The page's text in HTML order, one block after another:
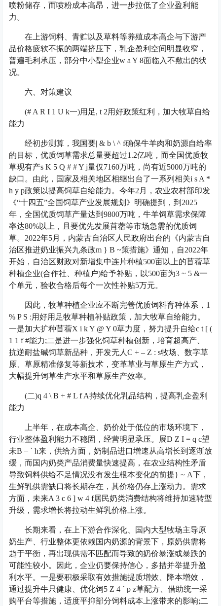
喷粉储存，而喷粉成本高昂，进一步拉低了企业盈利能
力。
在上游饲料、青贮以及草料等养殖成本高企与下游产
品价格疲软不振的两端挤压下，乳企盈利空间明显收窄，
普遍毛利承压，部分中小型企业w a Y 8面临入不敷出的状
况。
六、对策建议
(# A R I 1 U k一)用足, t 2用好政策红利，加大牧草自给
能力
经初步测算，我国要| & b \ ^ f确保牛羊肉和奶源自给率
的目标，优质饲草需求总量要超过1.2亿吨，而全国优质牧
草现有产s K 5 Q # # Y j量仅7160万吨，尚有近5000万吨的
缺口。由此，国家及相关地区相继出台了一系列相关i s A *
h y p政策以提高饲草自给能力。今年2月，农业农村部印发
《“十四五”全国饲草产业发展规划》明确提到，到2025
年，全国优质饲草产量达到9800万吨，牛羊饲草需求保障
率达80%以上，且要优先发展苜蓿等市场急需的优质饲
草。2022年5月，内蒙古自治区人民政府出台的《内蒙古自
治区推进奶业振兴九条政m } B ~策措施》通知，自2022年
开始，自治区财政对新增集中连片种植500亩以上的苜蓿草
种植企业(合作社、种植户)给予补贴，以500亩为3 ~ 5 &一
个单元，验收合格后每个一次性补贴5万元。
因此，牧草种植企业应不断完善优质饲料育种体系， 1
% P S :用好用足牧草种植补贴政策，加大牧草自给能力。
一是加大扩种苜蓿X i k Y @ Y 0草力度，努力提升自给c t [ (
1 1 f #能力;二是进一步强化饲草种植创新，培育超高产、
抗逆耐盐碱饲草新品种，开发无人 C + – Z : s牧场、数字草
原、草原精准修复等新技术，变革草业与草原生产方式，
大幅提升饲草生产水平和草原生产效率。
(二)q 4 \ B + # L f A持续优化乳品结构，提高乳企盈利
能力
上半年，在成本高企、奶价处于低位的市场环境下，
行业整体盈利能力不稳固，经营明显承压。展D Z I = q c望
未B – ` h来，供给方面，奶制品进口增速从高增长到逐渐放
缓，而国内奶类产品消费量快速提高，在农业结构性矛盾
导致饲料供给不足情况没有发生根本变化的前提} ~ A下，
生鲜乳供需缺口将长期存在，其价格仍存上涨动力。需求
方面，未来A 3 c 6 ] w 4 f居民奶类消费结构将维持加速转型
升级，需求增长将拉动生鲜乳价格上涨。
长期来看，在上下游合作深化、国内大型牧场主导原
奶生产、行业整体更依赖国内奶源的背景下，原奶供需将
趋于平衡，再出现供需不匹配而导致的奶价暴涨或暴跌的
可能性较小。因此，企业仍要保持信心，多措并举提升盈
利水平。一是要积极采取有效措施提质增效、降本增效，
通过提升牛只健康、优化饲5 Z 4 ` p z草配方、借助统一采
购平台等措施，适度平抑部分饲料成本上涨带来的影响;二